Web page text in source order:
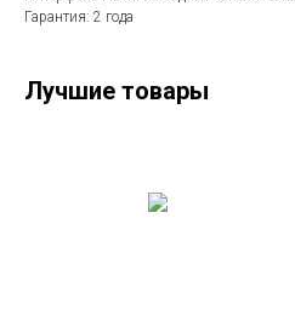
Гарантия: 2 года
Лучшие товары